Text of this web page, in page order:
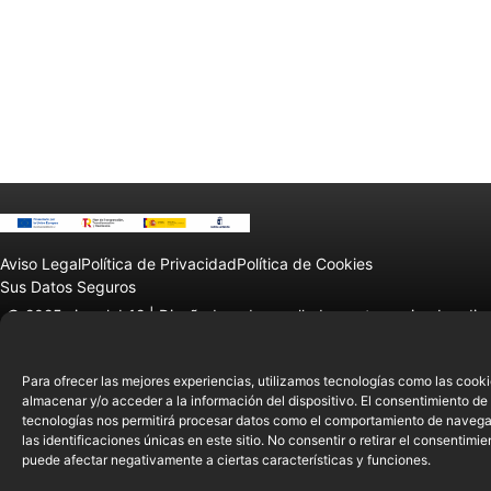
Para ofrecer las mejores experiencias, utilizamos tecnologías como las
almacenar y/o acceder a la información del dispositivo. El consentimiento de
tecnologías nos permitirá procesar datos como el comportamiento de
las identificaciones únicas en este sitio. No consentir o retirar el
puede afectar negativamente a ciertas características y funciones.
Aviso LegalPolítica de PrivacidadPolítica de Cookies
Sus Datos Seguros
© 2025 sierralab12 |Diseñado y desarrollado por tu equipo Imedia